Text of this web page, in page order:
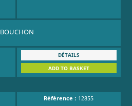
BOUCHON
DÉTAILS
ADD TO BASKET
Référence : 12855